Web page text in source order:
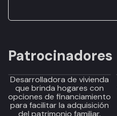
Patrocinadores
Desarrolladora de vivienda
que brinda hogares con
opciones de financiamiento
para facilitar la adquisición
del patrimonio familiar.